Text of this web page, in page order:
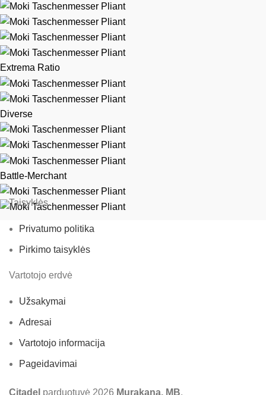
Extrema Ratio
Diverse
Battle-Merchant
Taisyklės
Privatumo politika
Pirkimo taisyklės
Vartotojo erdvė
Užsakymai
Adresai
Vartotojo informacija
Pageidavimai
Citadel parduotuvė 2026 Murakana, MB.